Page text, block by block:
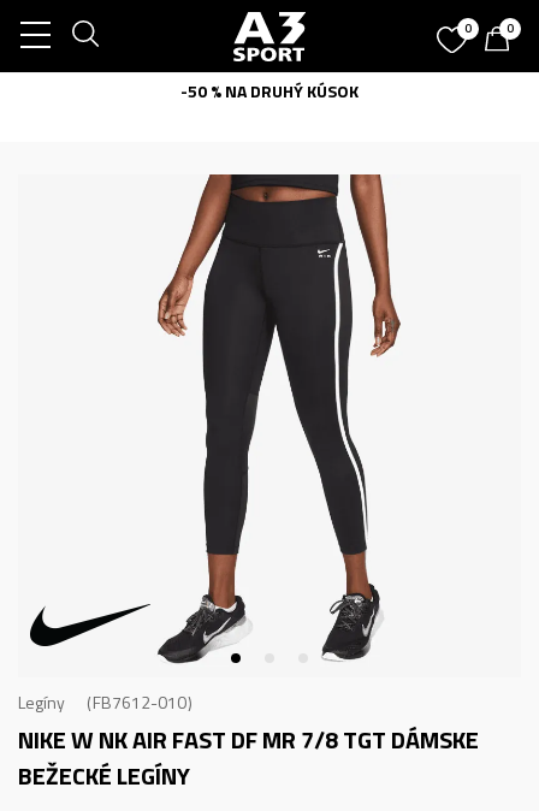
0 0
-50 % NA DRUHÝ KÚSOK
Legíny FB7612-010
NIKE W NK AIR FAST DF MR 7/8 TGTDÁMSKE
BEŽECKÉ LEGÍNY